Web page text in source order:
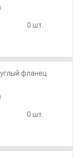
0 шт.
фланец
0 шт.